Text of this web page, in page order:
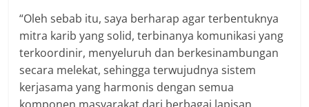
“Oleh sebab itu, saya berharap agar terbentuknya
mitra karib yang solid, terbinanya komunikasi yang
terkoordinir, menyeluruh dan berkesinambungan
secara melekat, sehingga terwujudnya sistem
kerjasama yang harmonis dengan semua